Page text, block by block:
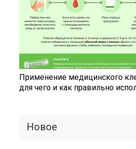
Применение медицинского
для чего и как правильно
Новое